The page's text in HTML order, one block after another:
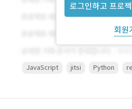
로그인하고 프로
회원
JavaScript jitsi Python